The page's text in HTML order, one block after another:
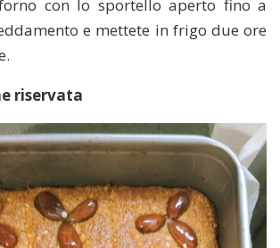
con lo sportello aperto fino a
e mettete in frigo due ore
riservata